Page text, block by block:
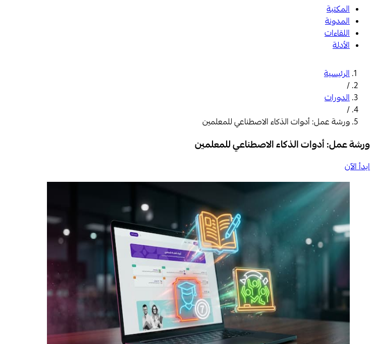
المكتبة
المدونة
اللقاءات
الأدلة
الرئيسية
/
الدورات
/
ورشة عمل: أدوات الذكاء الاصطناعي للمعلمين
ورشة عمل: أدوات الذكاء الاصطناعي للمعلمين
ابدأ الآن